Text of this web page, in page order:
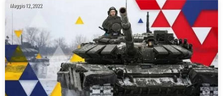
Maggio 12, 2022